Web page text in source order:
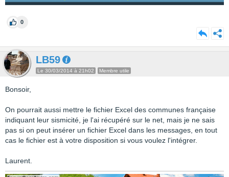
0
LB59
Le 30/03/2014 à 21h02 Membre utile
Bonsoir,
On pourrait aussi mettre le fichier Excel des communes française
indiquant leur sismicité, je l'ai récupéré sur le net, mais je ne sais
pas si on peut insérer un fichier Excel dans les messages, en tout
cas le fichier est à votre disposition si vous voulez l'intégrer.
Laurent.